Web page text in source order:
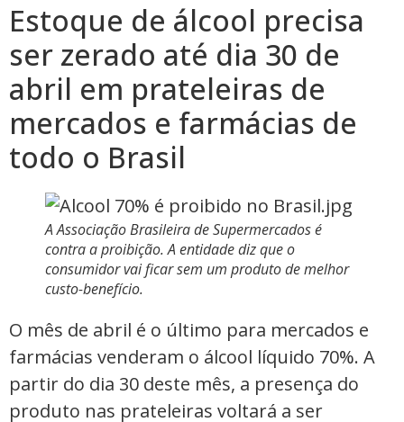
Estoque de álcool precisa
ser zerado até dia 30 de
abril em prateleiras de
mercados e farmácias de
todo o Brasil
A Associação Brasileira de Supermercados é
contra a proibição. A entidade diz que o
consumidor vai ficar sem um produto de melhor
custo-benefício.
O mês de abril é o último para mercados e
farmácias venderam o álcool líquido 70%. A
partir do dia 30 deste mês, a presença do
produto nas prateleiras voltará a ser